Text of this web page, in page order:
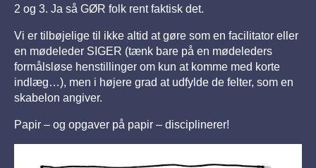
2 og 3. Ja så GØR folk rent faktisk det.
Vi er tilbøjelige til ikke altid at gøre som en facilitator eller
en mødeleder SIGER (tænk bare på en mødeleders
formålsløse henstillinger om kun at komme med korte
indlæg…), men i højere grad at udfylde de felter, som en
skabelon angiver.
Papir – og opgaver på papir – disciplinerer!